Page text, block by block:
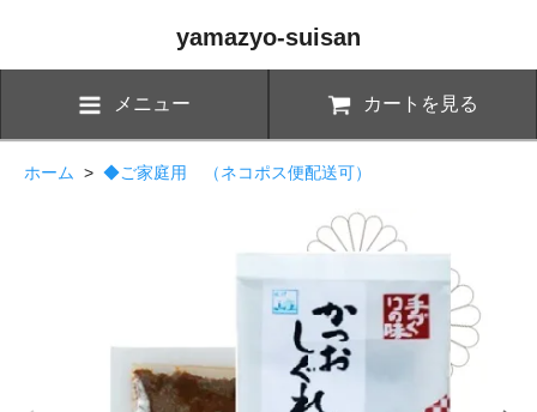
yamazyo-suisan
メニュー カートを見る
ホーム > ◆ご家庭用 （ネコポス便配送可）